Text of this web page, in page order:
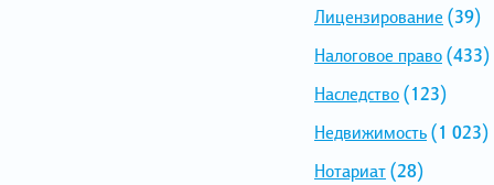
Лицензирование (39)
Налоговое право(433)
Наследство(123)
Недвижимость(1 023)
Нотариат(28)